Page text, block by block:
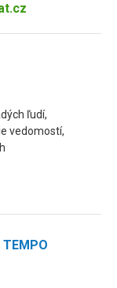
ľudí,
vedomostí,